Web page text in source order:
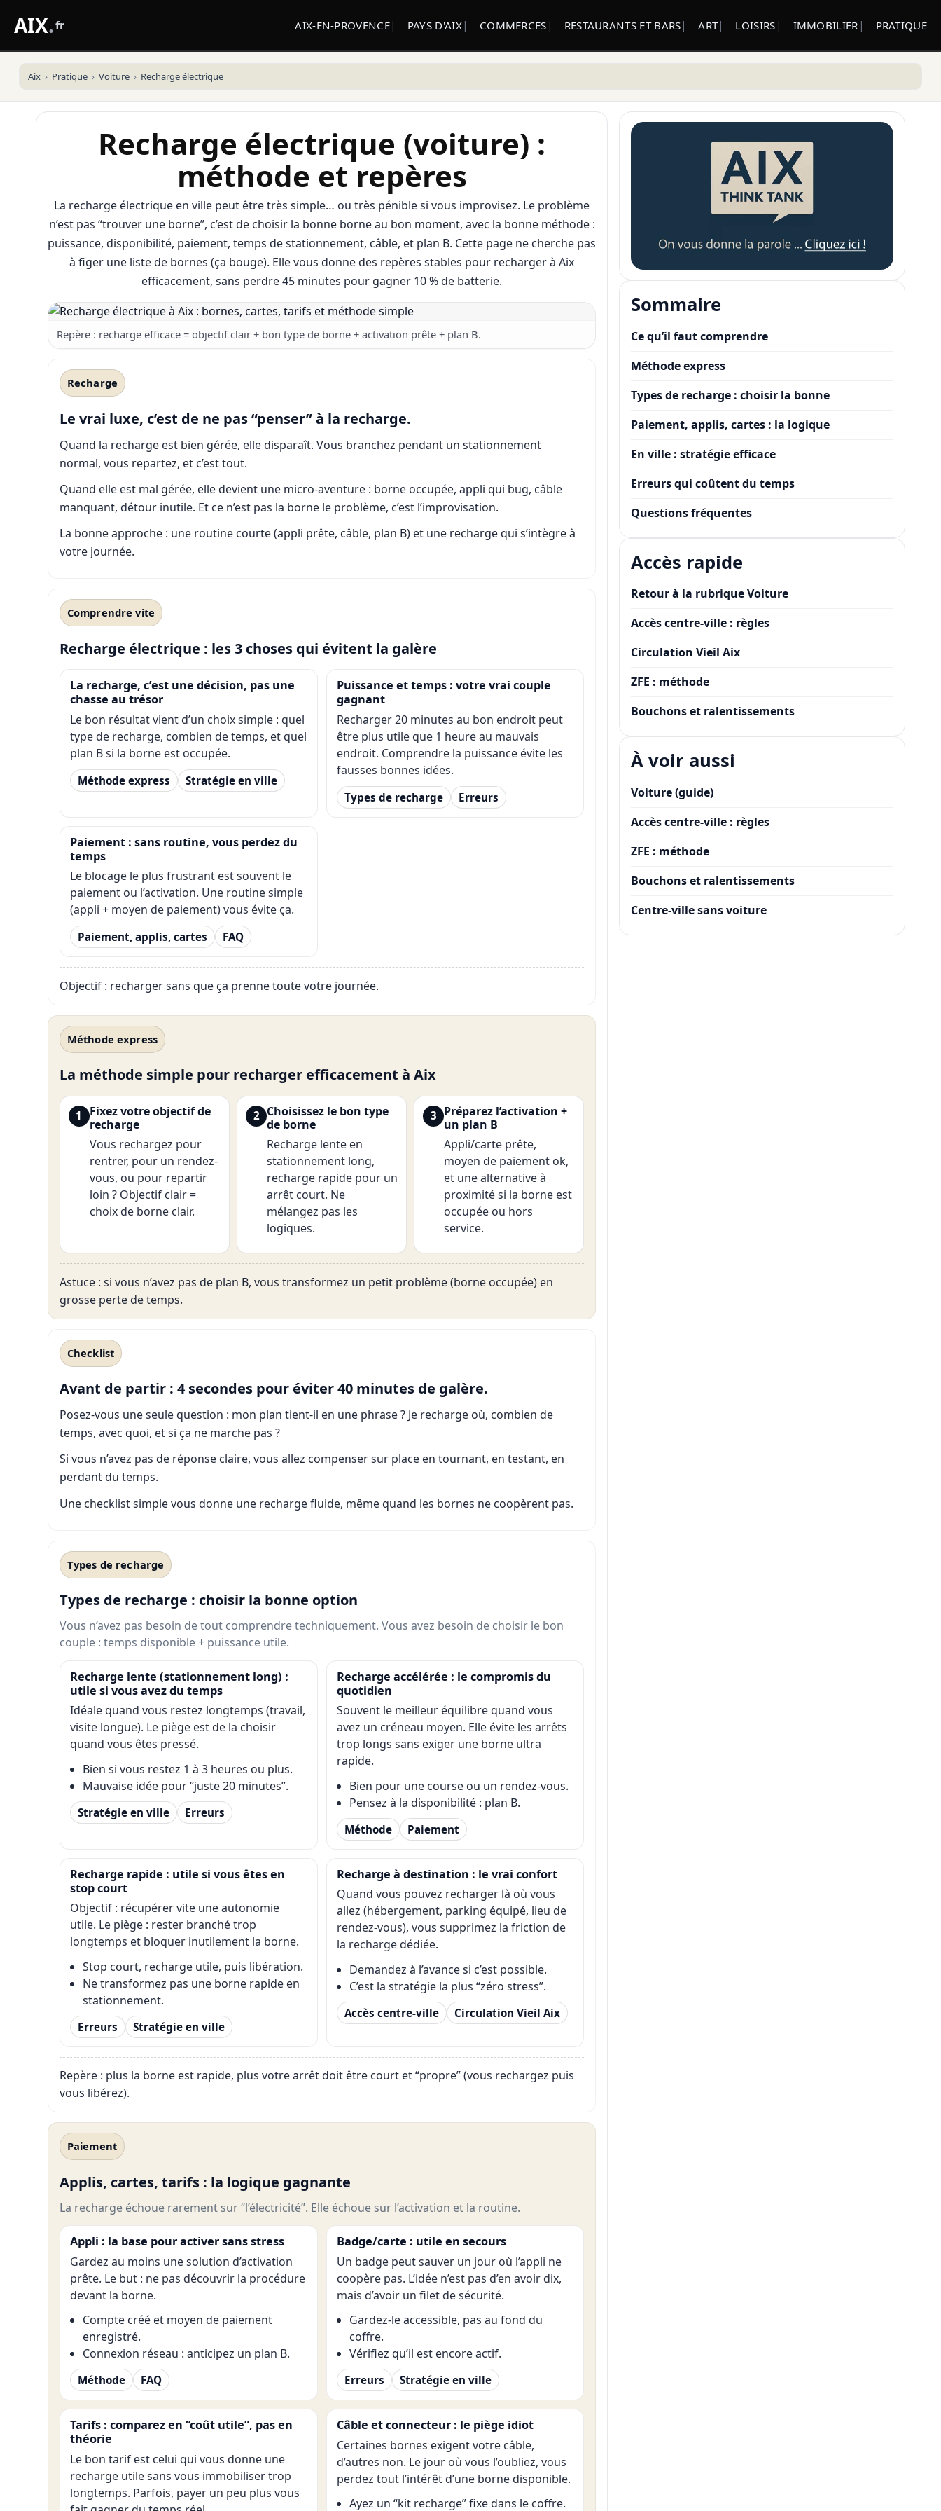
AIX.fr AIX-EN-PROVENCE PAYS D'AIX COMMERCES RESTAURANTS ET BARS ART LOISIRS IMMOBILIER PRATIQUE
Aix Pratique Voiture Recharge électrique
Recharge électrique (voiture) :
méthode et repères
La recharge électrique en ville peut être très simple… ou très pénible si vous improvisez. Le problème
n’est pas “trouver une borne”, c’est de choisir la bonne borne au bon moment, avec la bonne méthode :
puissance, disponibilité, paiement, temps de stationnement, câble, et plan B. Cette page ne cherche pas
à figer une liste de bornes (ça bouge). Elle vous donne des repères stables pour recharger à Aix
efficacement, sans perdre 45 minutes pour gagner 10 % de batterie.
Repère : recharge efficace = objectif clair + bon type de borne + activation prête + plan B.
Recharge
Le vrai luxe, c’est de ne pas “penser” à la recharge.
Quand la recharge est bien gérée, elle disparaît. Vous branchez pendant un stationnement
normal, vous repartez, et c’est tout.
Quand elle est mal gérée, elle devient une micro-aventure : borne occupée, appli qui bug, câble
manquant, détour inutile. Et ce n’est pas la borne le problème, c’est l’improvisation.
La bonne approche : une routine courte (appli prête, câble, plan B) et une recharge qui s’intègre à
votre journée.
Comprendre vite
Recharge électrique : les 3 choses qui évitent la galère
La recharge, c’est une décision, pas une
chasse au trésor
Le bon résultat vient d’un choix simple : quel
type de recharge, combien de temps, et quel
plan B si la borne est occupée.
Méthode express Stratégie en ville
Puissance et temps : votre vrai couple
gagnant
Recharger 20 minutes au bon endroit peut
être plus utile que 1 heure au mauvais
endroit. Comprendre la puissance évite les
fausses bonnes idées.
Types de recharge Erreurs
Paiement : sans routine, vous perdez du
temps
Le blocage le plus frustrant est souvent le
paiement ou l’activation. Une routine simple
(appli + moyen de paiement) vous évite ça.
Paiement, applis, cartes FAQ
Objectif : recharger sans que ça prenne toute votre journée.
Méthode express
La méthode simple pour recharger efficacement à Aix
1
Fixez votre objectif de
recharge
Vous rechargez pour
rentrer, pour un rendez-
vous, ou pour repartir
loin ? Objectif clair =
choix de borne clair.
2 Choisissez le bon type
de borne
Recharge lente en
stationnement long,
recharge rapide pour un
arrêt court. Ne
mélangez pas les
logiques.
3 Préparez l’activation +
un plan B
Appli/carte prête,
moyen de paiement ok,
et une alternative à
proximité si la borne est
occupée ou hors
service.
Astuce : si vous n’avez pas de plan B, vous transformez un petit problème (borne occupée) en
grosse perte de temps.
Checklist
Avant de partir : 4 secondes pour éviter 40 minutes de galère.
Posez-vous une seule question : mon plan tient-il en une phrase ? Je recharge où, combien de
temps, avec quoi, et si ça ne marche pas ?
Si vous n’avez pas de réponse claire, vous allez compenser sur place en tournant, en testant, en
perdant du temps.
Une checklist simple vous donne une recharge fluide, même quand les bornes ne coopèrent pas.
Types de recharge
Types de recharge : choisir la bonne option
Vous n’avez pas besoin de tout comprendre techniquement. Vous avez besoin de choisir le bon
couple : temps disponible + puissance utile.
Recharge lente (stationnement long) :
utile si vous avez du temps
Idéale quand vous restez longtemps (travail,
visite longue). Le piège est de la choisir
quand vous êtes pressé.
Bien si vous restez 1 à 3 heures ou plus.
Mauvaise idée pour “juste 20 minutes”.
Stratégie en ville Erreurs
Recharge accélérée : le compromis du
quotidien
Souvent le meilleur équilibre quand vous
avez un créneau moyen. Elle évite les arrêts
trop longs sans exiger une borne ultra
rapide.
Bien pour une course ou un rendez-vous.
Pensez à la disponibilité : plan B.
Méthode Paiement
Recharge rapide : utile si vous êtes en
stop court
Objectif : récupérer vite une autonomie
utile. Le piège : rester branché trop
longtemps et bloquer inutilement la borne.
Stop court, recharge utile, puis libération.
Ne transformez pas une borne rapide en
stationnement.
Erreurs Stratégie en ville
Recharge à destination : le vrai confort
Quand vous pouvez recharger là où vous
allez (hébergement, parking équipé, lieu de
rendez-vous), vous supprimez la friction de
la recharge dédiée.
Demandez à l’avance si c’est possible.
C’est la stratégie la plus “zéro stress”.
Accès centre-ville Circulation Vieil Aix
Repère : plus la borne est rapide, plus votre arrêt doit être court et “propre” (vous rechargez puis
vous libérez).
Paiement
Applis, cartes, tarifs : la logique gagnante
La recharge échoue rarement sur “l’électricité”. Elle échoue sur l’activation et la routine.
Appli : la base pour activer sans stress
Gardez au moins une solution d’activation
prête. Le but : ne pas découvrir la procédure
devant la borne.
Compte créé et moyen de paiement
enregistré.
Connexion réseau : anticipez un plan B.
Méthode FAQ
Badge/carte : utile en secours
Un badge peut sauver un jour où l’appli ne
coopère pas. L’idée n’est pas d’en avoir dix,
mais d’avoir un filet de sécurité.
Gardez-le accessible, pas au fond du
coffre.
Vérifiez qu’il est encore actif.
Erreurs Stratégie en ville
Tarifs : comparez en “coût utile”, pas en
théorie
Le bon tarif est celui qui vous donne une
recharge utile sans vous immobiliser trop
longtemps. Parfois, payer un peu plus vous
Câble et connecteur : le piège idiot
Certaines bornes exigent votre câble,
d’autres non. Le jour où vous l’oubliez, vous
perdez tout l’intérêt d’une borne disponible.
Ayez un “kit recharge” fixe dans le coffre.
Sommaire
Ce qu’il faut comprendre
Méthode express
Types de recharge : choisir la bonne
Paiement, applis, cartes : la logique
En ville : stratégie efficace
Erreurs qui coûtent du temps
Questions fréquentes
Accès rapide
Retour à la rubrique Voiture
Accès centre-ville : règles
Circulation Vieil Aix
ZFE : méthode
Bouchons et ralentissements
À voir aussi
Voiture (guide)
Accès centre-ville : règles
ZFE : méthode
Bouchons et ralentissements
Centre-ville sans voiture